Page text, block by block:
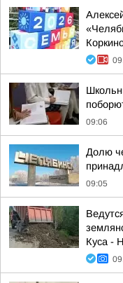
09:06
Долю
09:05
Куса -